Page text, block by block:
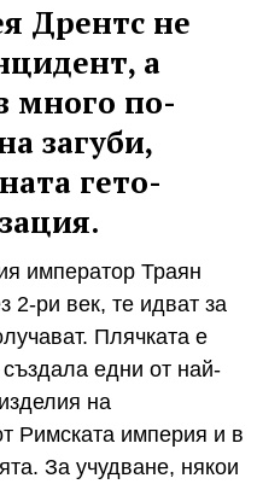
Дрентс не
а
много по-
загуби,
гето-
император Траян
2-ри век, те идват за
Плячката е
едни от най-
на
Римската империя и в
За учудване, някои